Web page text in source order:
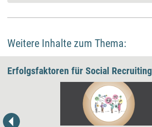
Weitere Inhalte zum Thema:
Erfolgsfaktoren für Social Recruiting